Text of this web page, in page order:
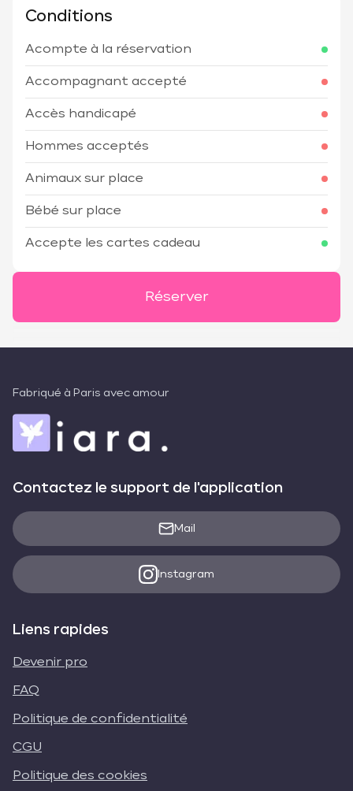
Conditions
Acompte à la réservation
Accompagnant accepté
Accès handicapé
Hommes acceptés
Animaux sur place
Bébé sur place
Accepte les cartes cadeau
Réserver
Fabriqué à Paris avec amour
Contactez le support de l'application
Mail
Instagram
Liens rapides
Devenir pro
FAQ
Politique de confidentialité
CGU
Politique des cookies